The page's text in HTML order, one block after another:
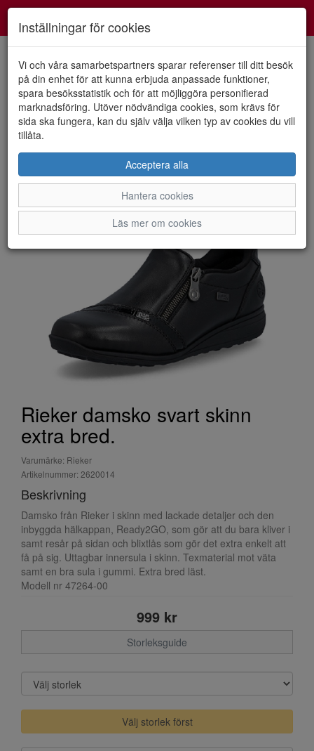
HEM RIEKER
Rieker damsko svart skinn
extra bred.
Varumärke: Rieker
Artikelnummer: 2620014
Beskrivning
Damsko från Rieker i skinn med lackade detaljer och den
inbyggda hälkappan, Ready2GO, som gör att du bara kliver i
samt resår på sidan och blixtlås som gör det extra enkelt att
få på sig. Uttagbar innersula i skinn. Texmaterial mot väta
samt en bra sula i gummi. Extra bred läst.
Modell nr 47264-00
999 kr
Storleksguide
Välj storlek först
Inställningar för cookies
Vi och våra samarbetspartners sparar referenser till ditt besök
på din enhet för att kunna erbjuda anpassade funktioner,
spara besöksstatistik och för att möjliggöra personifierad
marknadsföring. Utöver nödvändiga cookies, som krävs för
sida ska fungera, kan du själv välja vilken typ av cookies du vill
tillåta.
Acceptera alla
Hantera cookies
Läs mer om cookies